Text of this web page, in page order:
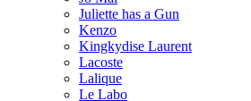
Juliette has a Gun
Kenzo
Kingkydise Laurent
Lacoste
Lalique
Le Labo